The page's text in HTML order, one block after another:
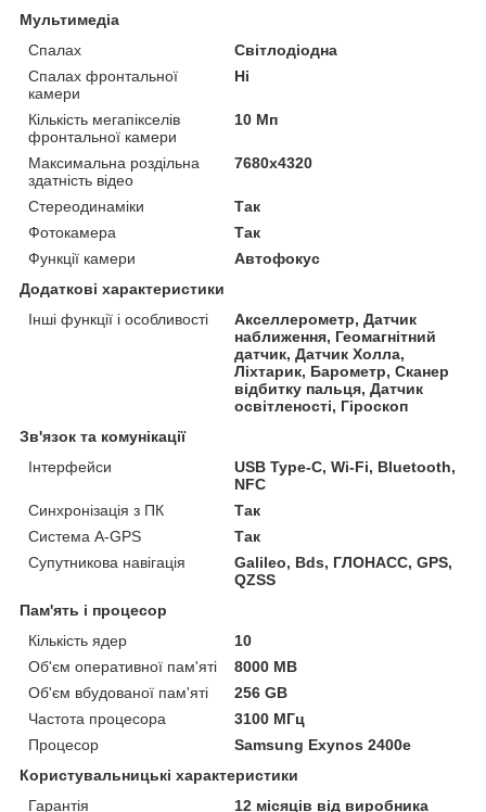
Мультимедіа
Спалах
Світлодіодна
Спалах фронтальної
камери
Ні
Кількість мегапікселів
фронтальної камери
10 Мп
Максимальна роздільна
здатність відео
7680x4320
Стереодинаміки
Так
Фотокамера
Так
Функції камери
Автофокус
Додаткові характеристики
Інші функції і особливості
Акселлерометр, Датчик
наближення, Геомагнітний
датчик, Датчик Холла,
Ліхтарик, Барометр, Сканер
відбитку пальця, Датчик
освітленості, Гіроскоп
Зв'язок та комунікації
Інтерфейси
USB Type-C, Wi-Fi, Bluetooth,
NFC
Синхронізація з ПК
Так
Система A-GPS
Так
Супутникова навігація
Galileo, Bds, ГЛОНАСС, GPS,
QZSS
Пам'ять і процесор
Кількість ядер
10
Об'єм оперативної пам'яті
8000 MB
Об'єм вбудованої пам'яті
256 GB
Частота процесора
3100 МГц
Процесор
Samsung Exynos 2400e
Користувальницькі характеристики
Гарантія
12 місяців від виробника